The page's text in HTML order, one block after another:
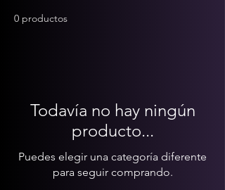
0 productos
Todavía no hay ningún
producto...
Puedes elegir una categoría diferente
para seguir comprando.